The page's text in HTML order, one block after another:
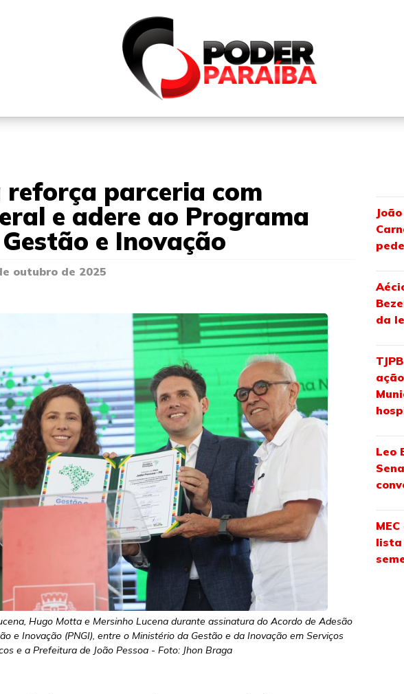
FALE CONOSCO
reforça parceria com
e adere ao Programa
e Inovação
outubro de 2025
Hugo Motta e Mersinho Lucena durante assinatura do Acordo de Adesão
e Inovação (PNGI), entre o Ministério da Gestão e da Inovação em Serviços
e a Prefeitura de João Pessoa - Foto: Jhon Braga
da
Leo
lista